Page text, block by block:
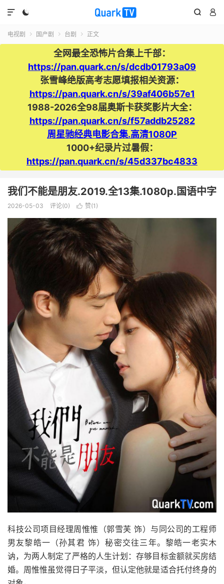
  

电视剧  国产剧  台剧  正文
全网最全恐怖片合集上千部：
https://pan.quark.cn/s/dcdb01793a09
张雪峰绝版高考志愿填报相关资源：
https://pan.quark.cn/s/39af406b57e1
1988-2026全98届奥斯卡获奖影片大全：
https://pan.quark.cn/s/f57addb25282
周星驰经典电影合集.高清1080P
1000+纪录片过暑假：
https://pan.quark.cn/s/45d337bc4833
我们不能是朋友.2019.全13集.1080p.国语中字
2026-05-03 评论(0)  赞(1 )
科技公司项目经理周惟惟（郭雪芙 饰）与同公司的工程师
男友黎皓一（孙其君 饰）秘密交往三年。黎皓一老实木
讷，为两人制定了严格的人生计划：存够目标金额就买房结
婚。周惟惟虽觉得日子平淡，但认定他就是适合托付终身的